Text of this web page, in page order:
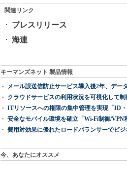
関連リンク
プレスリリース
海連
キーマンズネット 製品情報
メール誤送信防止サービス導入後2年、デー
クラウドサービスの利用状況を可視化して制
ITリソースへの権限の集中管理を実現「ID
安全なモバイル環境を確立「Wi-Fi制御/VPN
費用対効果に優れたロードバランサーでビ
今、あなたにオススメ